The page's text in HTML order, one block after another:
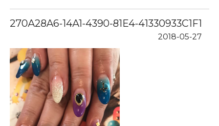
270A28A6-14A1-4390-81E4-41330933C1F1
2018-05-27